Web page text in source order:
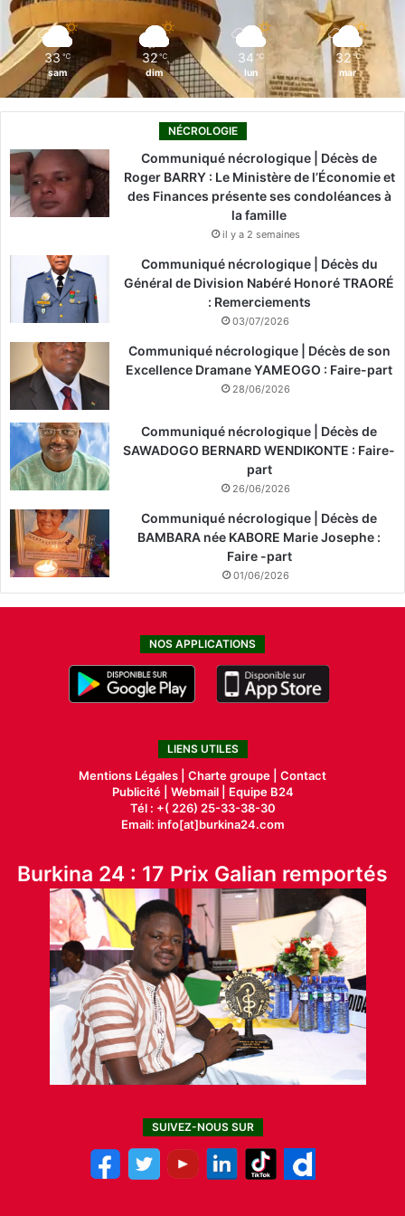
33 ℃
sam
32 ℃
dim
34 ℃
lun
32 ℃
mar
NÉCROLOGIE
Communiqué nécrologique | Décès de
Roger BARRY : Le Ministère de l’Économie et
des Finances présente ses condoléances à
la famille
il y a 2 semaines
Communiqué nécrologique | Décès du
Général de Division Nabéré Honoré TRAORÉ
: Remerciements
03/07/2026
Communiqué nécrologique | Décès de son
Excellence Dramane YAMEOGO : Faire-part
28/06/2026
Communiqué nécrologique | Décès de
SAWADOGO BERNARD WENDIKONTE : Faire-
part
26/06/2026
Communiqué nécrologique | Décès de
BAMBARA née KABORE Marie Josephe :
Faire -part
01/06/2026
NOS APPLICATIONS
LIENS UTILES
Mentions Légales | Charte groupe | Contact
Publicité| Webmail |
Equipe B24
Tél : +( 226) 25-33-38-30
Email: info[at]burkina24.com
Burkina 24 : 17 Prix Galian remportés
SUIVEZ-NOUS SUR